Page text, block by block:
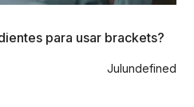
para usar brackets?
Julundefined